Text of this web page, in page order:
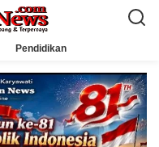
Pendidikan